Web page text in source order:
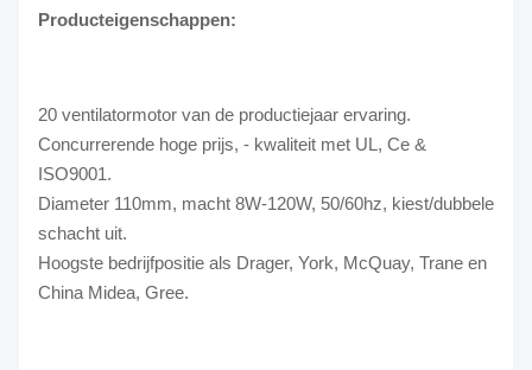
Producteigenschappen:
20 ventilatormotor van de productiejaar ervaring.
Concurrerende hoge prijs, - kwaliteit met UL, Ce &
ISO9001.
Diameter 110mm, macht 8W-120W, 50/60hz, kiest/dubbele
schacht uit.
Hoogste bedrijfpositie als Drager, York, McQuay, Trane en
China Midea, Gree.